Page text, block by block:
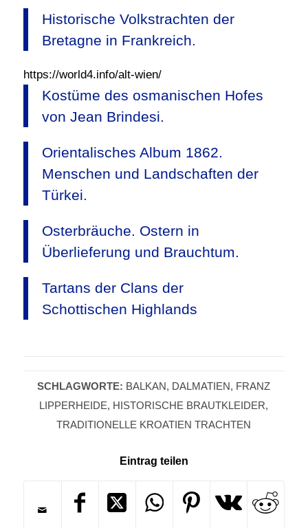
Historische Volkstrachten der
Bretagne in Frankreich.
https://world4.info/alt-wien/
Kostüme des osmanischen Hofes
von Jean Brindesi.
Orientalisches Album 1862.
Menschen und Landschaften der
Türkei.
Osterbräuche. Ostern in
Überlieferung und Brauchtum.
Tartans der Clans der
Schottischen Highlands
SCHLAGWORTE: BALKAN, DALMATIEN, FRANZ
LIPPERHEIDE, HISTORISCHE BRAUTKLEIDER,
TRADITIONELLE KROATIEN TRACHTEN
Eintrag teilen